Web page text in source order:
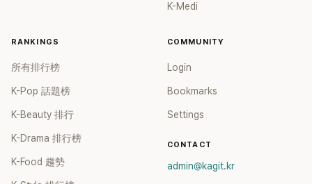
K-Medi
RANKINGS
所有排行榜
K-Pop 話題榜
K-Beauty 排行
K-Drama 排行榜
K-Food 趨勢
COMMUNITY
Login
Bookmarks
Settings
CONTACT
admin@kagit.kr